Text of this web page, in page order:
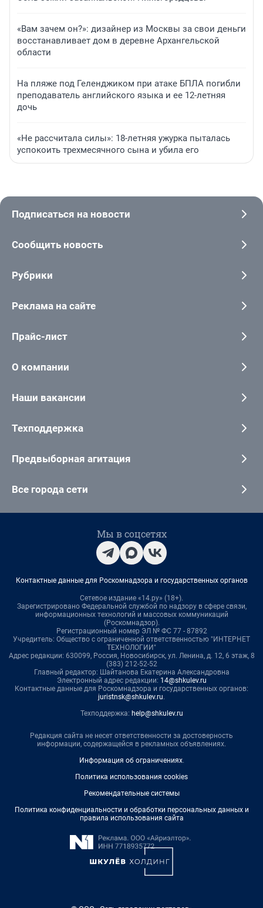
«Вам зачем он?»: дизайнер из Москвы за свои деньги
восстанавливает дом в деревне Архангельской
области
На пляже под Геленджиком при атаке БПЛА погибли
преподаватель английского языка и ее 12-летняя
дочь
«Не рассчитала силы»: 18-летняя ужурка пыталась
успокоить трехмесячного сына и убила его
Подписаться на новости
Сообщить новость
Рубрики
Реклама на сайте
Прайс-лист
О компании
Наши вакансии
Техподдержка
Предвыборная агитация
Все города сети
Мы в соцсетях
Контактные данные для Роскомнадзора и государственных органов
Сетевое издание «14.ру» (18+).
Зарегистрировано Федеральной службой по надзору в сфере связи,
информационных технологий и массовых коммуникаций
(Роскомнадзор).
Регистрационный номер ЭЛ № ФС 77 - 87892
Учредитель: Общество с ограниченной ответственностью "ИНТЕРНЕТ
ТЕХНОЛОГИИ"
Адрес редакции: 630099, Россия, Новосибирск, ул. Ленина, д. 12, 6 этаж, 8
(383) 212-52-52
Главный редактор: Шайтанова Екатерина Александровна
Электронный адрес редакции: 14@shkulev.ru
Контактные данные для Роскомнадзора и государственных органов:
juristnsk@shkulev.ru.
Техподдержка: help@shkulev.ru
Редакция сайта не несет ответственности за достоверность
информации, содержащейся в рекламных объявлениях.
Информация об ограничениях.
Политика использования cookies
Рекомендательные системы
Политика конфиденциальности и обработки персональных данных и
правила использования сайта